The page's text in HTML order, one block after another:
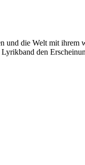
die Welt mit
den